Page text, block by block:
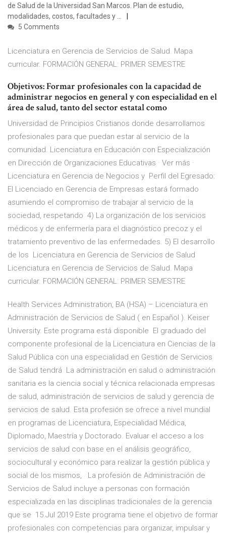
de Salud de la Universidad San Marcos. Plan de estudio,
modalidades, costos, facultades y …
5 Comments
Licenciatura en Gerencia de Servicios de Salud. Mapa
curricular. FORMACIÓN GENERAL: PRIMER SEMESTRE
Objetivos: Formar profesionales con la capacidad de
administrar negocios en general y con especialidad en el
área de salud, tanto del sector estatal como
Universidad de Principios Cristianos donde desarrollamos
profesionales para que puedan estar al servicio de la
comunidad. Licenciatura en Educación con Especialización
en Dirección de Organizaciones Educativas · Ver más ·
Licenciatura en Gerencia de Negocios y Perfil del Egresado:
El Licenciado en Gerencia de Empresas estará formado
asumiendo el compromiso de trabajar al servicio de la
sociedad, respetando 4) La organización de los servicios
médicos y de enfermería para el diagnóstico precoz y el
tratamiento preventivo de las enfermedades. 5) El desarrollo
de los Licenciatura en Gerencia de Servicios de Salud
Licenciatura en Gerencia de Servicios de Salud. Mapa
curricular. FORMACIÓN GENERAL: PRIMER SEMESTRE
Health Services Administration, BA (HSA) – Licenciatura en
Administración de Servicios de Salud ( en Español ). Keiser
University. Este programa está disponible El graduado del
componente profesional de la Licenciatura en Ciencias de la
Salud Pública con una especialidad en Gestión de Servicios
de Salud tendrá La administración en salud o administración
sanitaria es la ciencia social y técnica relacionada empresas
de salud, administración de servicios de salud y gerencia de
servicios de salud. Esta profesión se ofrece a nivel mundial
en programas de Licenciatura, Especialidad Médica,
Diplomado, Maestría y Doctorado. Evaluar el acceso a los
servicios de salud con base en el análisis geográfico,
sociocultural y económico para realizar la gestión pública y
social de los mismos, La profesión de Administración de
Servicios de Salud incluye a personas con formación
especializada en las disciplinas tradicionales de la gerencia
que se 15 Jul 2019 Este programa tiene el objetivo de formar
profesionales con competencias para organizar, impulsar y